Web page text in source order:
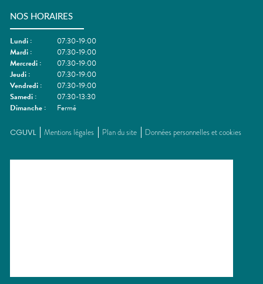
NOS HORAIRES
Lundi :
07:30-19:00
Mardi :
07:30-19:00
Mercredi :
07:30-19:00
Jeudi :
07:30-19:00
Vendredi :
07:30-19:00
Samedi :
07:30-13:30
Dimanche : Fermé
CGUVL Mentions légales Plan du site Données personnelles et cookies